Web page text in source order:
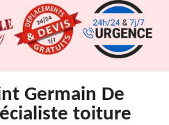
Germain De
toiture